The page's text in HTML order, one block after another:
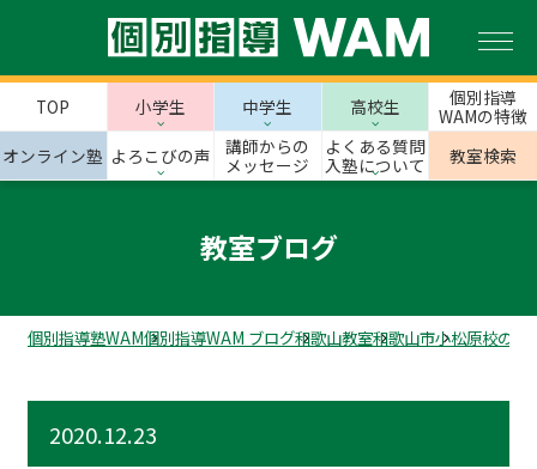
TOP 小学生 中学生 高校生
個別指導
WAMの特徴
オンライン塾 よろこびの声
講師からの
メッセージ
よくある質問
入塾について
教室検索
教室ブログ
個別指導塾WAM個別指導WAM ブログ和歌山教室和歌山市小松原校のス
2020.12.23